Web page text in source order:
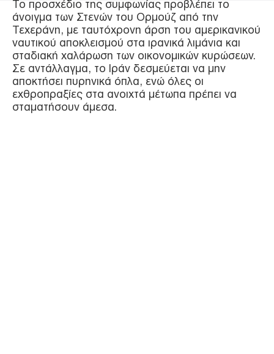
Το προσχέδιο της συμφωνίας προβλέπει το
άνοιγμα των Στενών του Ορμούζ από την
Τεχεράνη, με ταυτόχρονη άρση του αμερικανικού
ναυτικού αποκλεισμού στα ιρανικά λιμάνια και
σταδιακή χαλάρωση των οικονομικών κυρώσεων.
Σε αντάλλαγμα, το Ιράν δεσμεύεται να μην
αποκτήσει πυρηνικά όπλα, ενώ όλες οι
εχθροπραξίες στα ανοιχτά μέτωπα πρέπει να
σταματήσουν άμεσα.